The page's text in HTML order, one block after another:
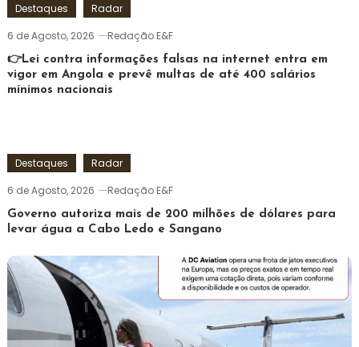
Destaques
Radar
6 de Agosto, 2026
Redação E&F
👉Lei contra informações falsas na internet entra em
vigor em Angola e prevê multas de até 400 salários
mínimos nacionais
Destaques
Radar
6 de Agosto, 2026
Redação E&F
Governo autoriza mais de 200 milhões de dólares para
levar água a Cabo Ledo e Sangano